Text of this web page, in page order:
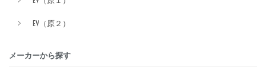
EV（原２）
メーカーから探す